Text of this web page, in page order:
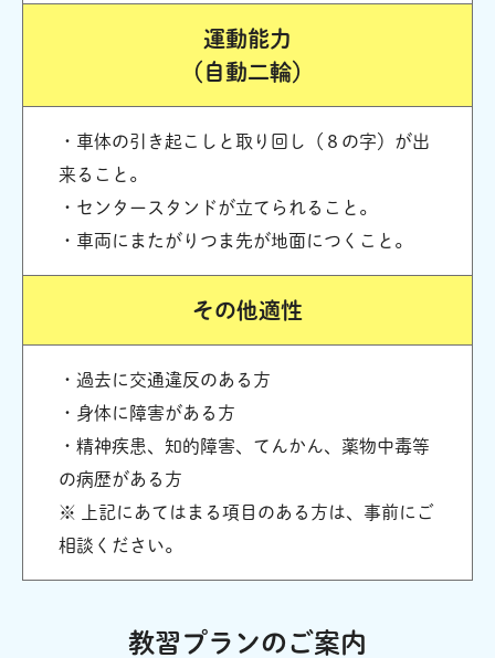
運動能力
（自動二輪）
・車体の引き起こしと取り回し（８の字）が出
来ること。
・センタースタンドが立てられること。
・車両にまたがりつま先が地面につくこと。
その他適性
・過去に交通違反のある方
・身体に障害がある方
・精神疾患、知的障害、てんかん、薬物中毒等
の病歴がある方
※ 上記にあてはまる項目のある方は、事前にご
相談ください。
教習プランのご案内